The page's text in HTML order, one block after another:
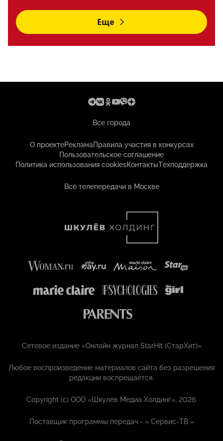
Еще
Все города
О проектеРекламаПравила участия в конкурсах
Пользовательское соглашение
Политика использования cookiesКонтактыТехподдержка
Все телепередачи в Москве
Сетевое издание «Онлайн журнал StarHit (СтарХит)»
Любое воспроизведение материалов сайта без разрешения
редакции воспрещается.
Copyright (с) ООО «Шкулёв Медиа Холдинг», 2026.
Поставщик программы передач - «Сервис-ТВ »